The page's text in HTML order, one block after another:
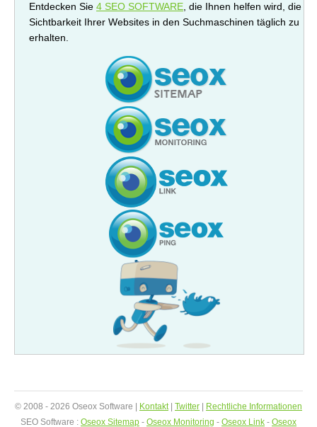
Entdecken Sie 4 SEO SOFTWARE , die Ihnen helfen wird, die
Sichtbarkeit Ihrer Websites in den Suchmaschinen täglich zu
erhalten.
© 2008 - 2026 Oseox Software | Kontakt| Twitter
Rechtliche Informationen
SEO Software : Oseox Sitemap - Oseox Monitoring - Oseox Link - Oseox